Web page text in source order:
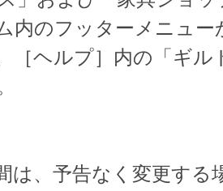
内のフッターメニュー
［ヘルプ］内の「ギル
は、予告なく変更する